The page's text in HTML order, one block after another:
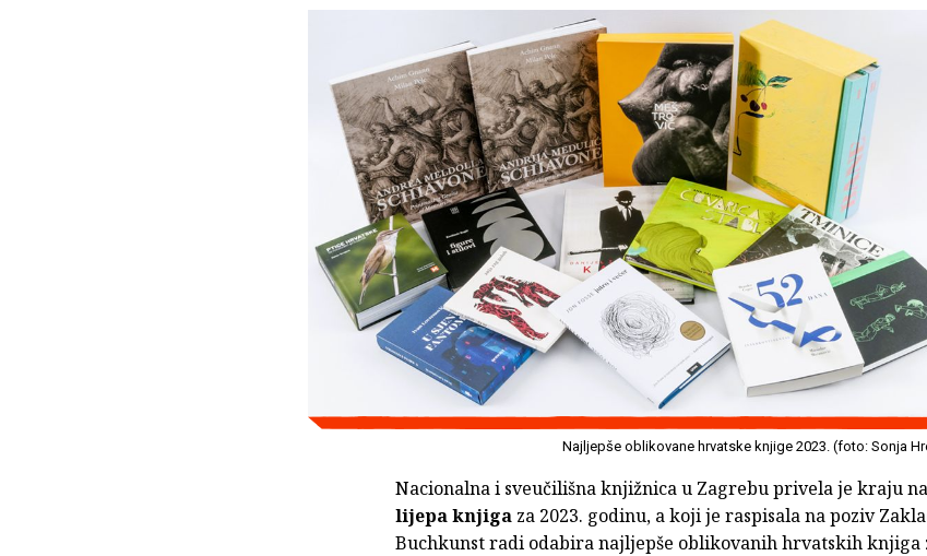
Najljepše oblikovane hrvatske knjige 2023. (foto: Sonja
Nacionalna i sveučilišna knjižnica u Zagrebu privela je kraju
lijepa knjiga za 2023. godinu, a koji je raspisala na poziv
Buchkunst radi odabira najljepše oblikovanih hrvatskih knjiga